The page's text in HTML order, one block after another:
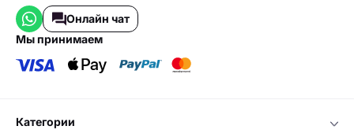
Онлайн чат
мы принимаем
категории